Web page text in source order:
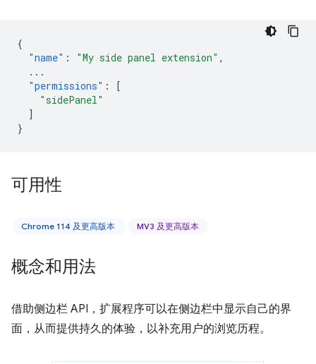
{
"name" : "My side panel extension" ,
...
"permissions" :
[
"sidePanel"
]
}
可用性
Chrome 114 及更高版本 MV3 及更高版本
概念和用法
借助侧边栏 API，扩展程序可以在侧边栏中显示自己的界
面，从而提供持久的体验，以补充用户的浏览历程。